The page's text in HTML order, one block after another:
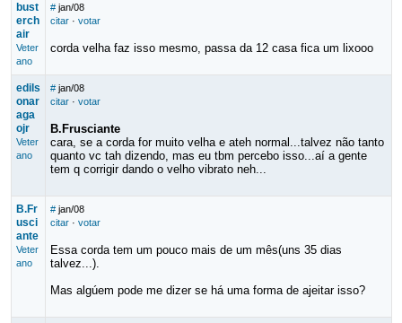
bust
erch
air
Veter
ano
# jan/08
citar· votar
corda velha faz isso mesmo, passa da 12 casa fica um lixooo
edils
onar
aga
ojr
Veter
ano
# jan/08
citar· votar
B.Frusciante
cara, se a corda for muito velha e ateh normal...talvez não tanto
quanto vc tah dizendo, mas eu tbm percebo isso...aí a gente
tem q corrigir dando o velho vibrato neh...
B.Fr
usci
ante
Veter
ano
# jan/08
citar· votar
Essa corda tem um pouco mais de um mês(uns 35 dias
talvez...).
Mas algúem pode me dizer se há uma forma de ajeitar isso?